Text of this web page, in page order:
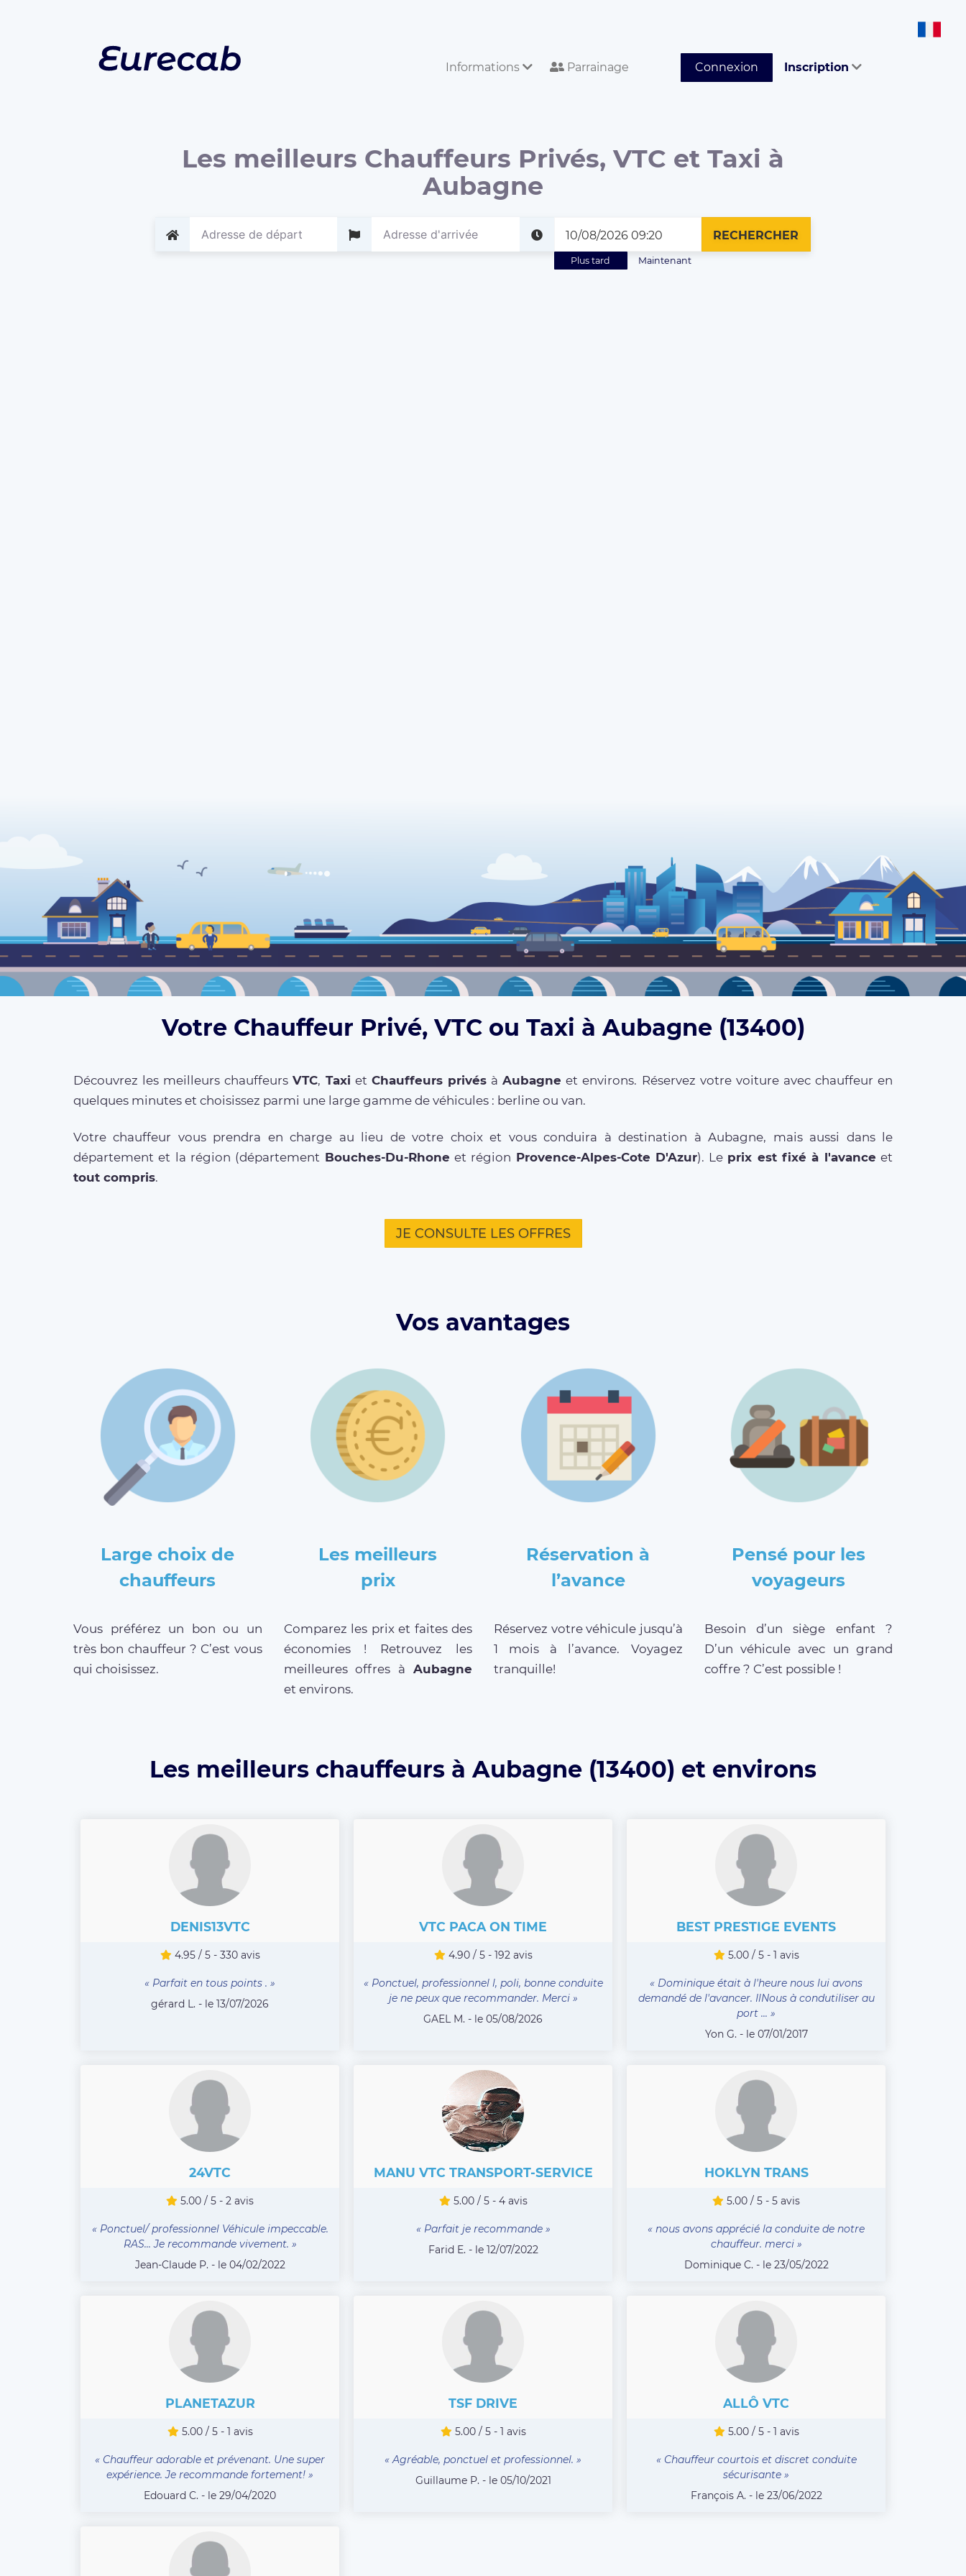
Informations Parrainage Connexion Inscription
Les meilleurs Chauffeurs Privés, VTC et Taxi à
Aubagne
Maintenant
Plus tard
RECHERCHER
Votre Chauffeur Privé, VTC ou Taxi à Aubagne (13400)
Découvrez les meilleurs chauffeursVTC, Taxi et Chauffeurs privésàAubagne et environs. Réservez votre voiture avec chauffeur en
quelques minutes et choisissez parmi une large gamme de véhicules : berline ou van.
Votre chauffeur vous prendra en charge au lieu de votre choix et vous conduira à destination à Aubagne, mais aussi dans le
département et la région (département Bouches-Du-Rhone et région Provence-Alpes-Cote D'Azur). Le prix est fixé à l'avance et
tout compris.
JE CONSULTE LES OFFRES
Vos avantages
Large choix de
chauffeurs
Vous préférez un bon ou un
très bon chauffeur ? C’est vous
qui choisissez.
Les meilleurs
prix
Comparez les prix et faites des
économies ! Retrouvez les
meilleures offres à Aubagne
et environs.
Réservation à
l’avance
Réservez votre véhicule jusqu’à
1 mois à l’avance. Voyagez
tranquille!
Pensé pour les
voyageurs
Besoin d’un siège enfant ?
D’un véhicule avec un grand
coffre ? C’est possible !
Les meilleurs chauffeurs à Aubagne (13400) et environs
DENIS13VTC
4.95 / 5 - 330 avis
« Parfait en tous points . »
gérard L. - le 13/07/2026
VTC PACA ON TIME
4.90 / 5 - 192 avis
« Ponctuel, professionnel l, poli, bonne conduite
je ne peux que recommander. Merci »
GAEL M. - le 05/08/2026
BEST PRESTIGE EVENTS
5.00 / 5 - 1 avis
« Dominique était à l'heure nous lui avons
demandé de l'avancer. IlNous à condutiliser au
port ... »
Yon G. - le 07/01/2017
24VTC
5.00 / 5 - 2 avis
« Ponctuel/ professionnel Véhicule impeccable.
RAS... Je recommande vivement. »
Jean-Claude P. - le 04/02/2022
MANU VTC TRANSPORT-SERVICE
5.00 / 5 - 4 avis
« Parfait je recommande »
Farid E. - le 12/07/2022
HOKLYN TRANS
5.00 / 5 - 5 avis
« nous avons apprécié la conduite de notre
chauffeur. merci »
Dominique C. - le 23/05/2022
PLANETAZUR
5.00 / 5 - 1 avis
« Chauffeur adorable et prévenant. Une super
expérience. Je recommande fortement! »
Edouard C. - le 29/04/2020
TSF DRIVE
5.00 / 5 - 1 avis
« Agréable, ponctuel et professionnel. »
Guillaume P. - le 05/10/2021
ALLÔ VTC
5.00 / 5 - 1 avis
« Chauffeur courtois et discret conduite
sécurisante »
François A. - le 23/06/2022